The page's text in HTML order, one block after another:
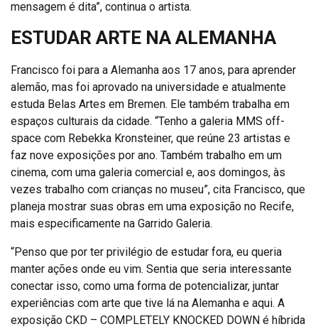
mensagem é dita”, continua o artista.
ESTUDAR ARTE NA ALEMANHA
Francisco foi para a Alemanha aos 17 anos, para aprender
alemão, mas foi aprovado na universidade e atualmente
estuda Belas Artes em Bremen. Ele também trabalha em
espaços culturais da cidade. “Tenho a galeria MMS off-
space com Rebekka Kronsteiner, que reúne 23 artistas e
faz nove exposições por ano. Também trabalho em um
cinema, com uma galeria comercial e, aos domingos, às
vezes trabalho com crianças no museu”, cita Francisco, que
planeja mostrar suas obras em uma exposição no Recife,
mais especificamente na Garrido Galeria.
“Penso que por ter privilégio de estudar fora, eu queria
manter ações onde eu vim. Sentia que seria interessante
conectar isso, como uma forma de potencializar, juntar
experiências com arte que tive lá na Alemanha e aqui. A
exposição CKD – COMPLETELY KNOCKED DOWN é híbrida